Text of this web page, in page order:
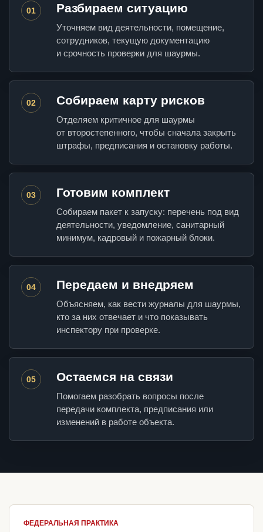
01 Разбираем ситуацию
Уточняем вид деятельности, помещение,
сотрудников, текущую документацию
и срочность проверки для шаурмы.
02 Собираем карту рисков
Отделяем критичное для шаурмы
от второстепенного, чтобы сначала закрыть
штрафы, предписания и остановку работы.
03 Готовим комплект
Собираем пакет к запуску: перечень под вид
деятельности, уведомление, санитарный
минимум, кадровый и пожарный блоки.
04 Передаем и внедряем
Объясняем, как вести журналы для шаурмы,
кто за них отвечает и что показывать
инспектору при проверке.
05 Остаемся на связи
Помогаем разобрать вопросы после
передачи комплекта, предписания или
изменений в работе объекта.
ФЕДЕРАЛЬНАЯ ПРАКТИКА